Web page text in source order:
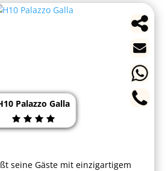
Palazzo Galla
seine Gäste mit einzigartigem